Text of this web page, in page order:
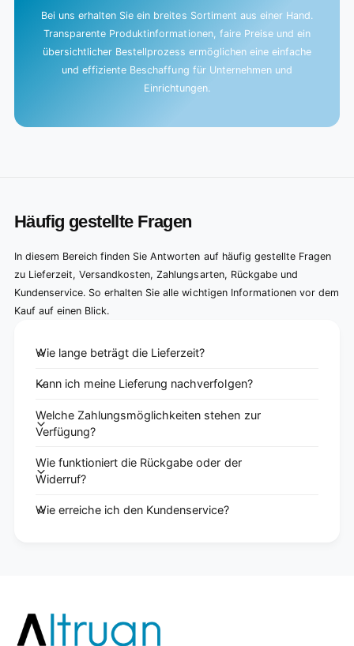
Bei uns erhalten Sie ein breites Sortiment aus einer Hand.
Transparente Produktinformationen, faire Preise und ein
übersichtlicher Bestellprozess ermöglichen eine einfache
und effiziente Beschaffung für Unternehmen und
Einrichtungen.
Häufig gestellte Fragen
In diesem Bereich finden Sie Antworten auf häufig gestellte Fragen
zu Lieferzeit, Versandkosten, Zahlungsarten, Rückgabe und
Kundenservice. So erhalten Sie alle wichtigen Informationen vor dem
Kauf auf einen Blick.
Wie lange beträgt die Lieferzeit?
Kann ich meine Lieferung nachverfolgen?
Welche Zahlungsmöglichkeiten stehen zur
Verfügung?
Wie funktioniert die Rückgabe oder der
Widerruf?
Wie erreiche ich den Kundenservice?